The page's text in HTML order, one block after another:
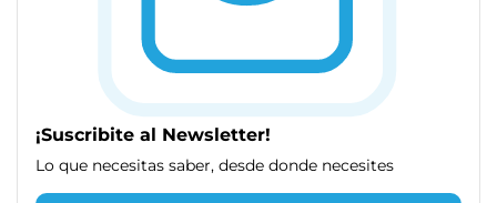
¡Suscribite al Newsletter!
Lo que necesitas saber, desde donde necesites